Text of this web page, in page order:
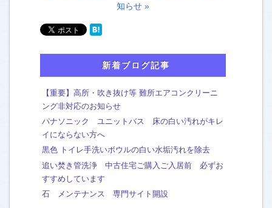
知らせ »
新着ブログ記事
【重要】高所・吹き抜け等 難所エアコンクリーニ
ング非対応のお知らせ
パナソニック ユニットバス 床の白い汚れがキレ
イにならない方へ
黒色 トイレ手洗いボウルの白い水垢汚れを除去
追い焚き管洗浄 中古住宅ご購入ご入居前 必ずお
すすめしています
石 メンテナンス 専門サイト開設